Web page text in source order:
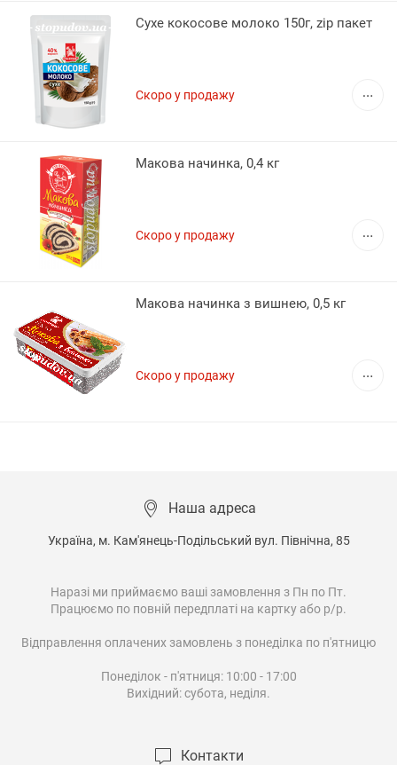
Сухе кокосове молоко 150г, zip пакет
Скоро у продажу
Макова начинка, 0,4 кг
Скоро у продажу
Макова начинка з вишнею, 0,5 кг
Скоро у продажу
Наша адреса
Україна, м. Кам'янець-Подільський вул. Північна, 85
Наразі ми приймаємо ваші замовлення з Пн по Пт.
Працюємо по повній передплаті на картку або р/р.
Відправлення оплачених замовлень з понеділка по п'ятницю
Понеділок - п'ятниця: 10:00 - 17:00
Вихідний: субота, неділя.
Контакти